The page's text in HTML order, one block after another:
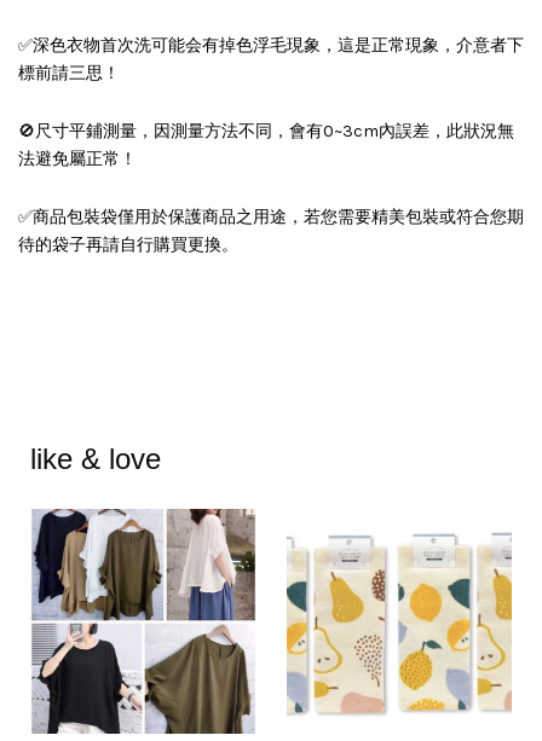
✅深色衣物首次洗可能会有掉色浮毛現象，這是正常現象，介意者下
標前請三思！
🚫尺寸平鋪測量，因測量方法不同，會有0~3cm內誤差，此狀況無
法避免屬正常！
✅商品包裝袋僅用於保護商品之用途，若您需要精美包裝或符合您期
待的袋子再請自行購買更換。
like & love